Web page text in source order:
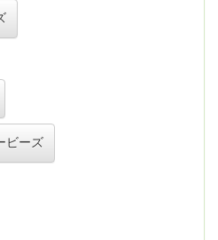
ビーズ